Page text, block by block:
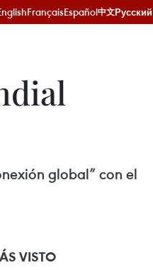
FrançaisEspañol中文Русский
global” con el
VISTO